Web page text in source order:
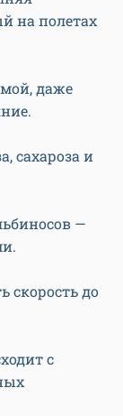
на полетах
даже
сахароза и
—
скорость до
с